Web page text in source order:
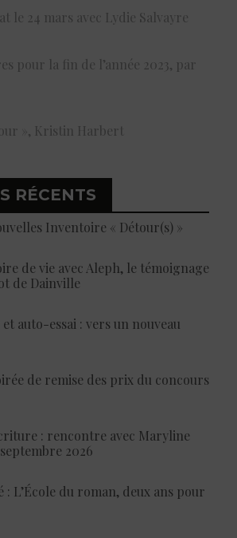
le 24 mars avec Lydie Salvayre
pour la fin de l’année 2023, par
», Kristin Harbert
RÉCENTS
Inventoire « Détour(s) »
de vie avec Aleph, le témoignage
de Dainville
et auto-essai : vers un nouveau
de remise des prix du concours
: rencontre avec Maryline
2026
: L’École du roman, deux ans pour